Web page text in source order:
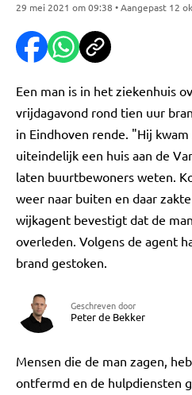
29 mei 2021 om 09:38 • Aangepast 12
Een man is in het ziekenhuis
vrijdagavond rond tien uur
in Eindhoven rende. "Hij
uiteindelijk een huis aan de
laten buurtbewoners weten.
weer naar buiten en daar
wijkagent bevestigt dat de
overleden. Volgens de agent
brand gestoken.
Geschreven door
Peter de Bekker
Mensen die de man zagen,
ontfermd en de hulpdiensten